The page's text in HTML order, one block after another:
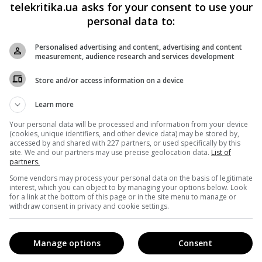
запросов в июне в браузерах в США и выяснили, что
кликами по ссылкам, составило
5,9% на сайты или сервисы Google), клики по
для поисковика за последние годы. Количество
она составляло 43,9%). Количество запросов без
составляет 61,9%. Это большой скачок с января
кликов по выпадающим результатам упало с 44,9% до
с 3,3% до 11,4%.
годы Google сконцентрировался на
позициях перед выдачей основных поисковых
на подобных отдельных позициях указываются
стремятся попасть в эти первые строчки в
telekritika.ua asks for your consent to use your
personal data to:
Personalised advertising and content, advertising and content
measurement, audience research and services development
Store and/or access information on a device
Learn more
Your personal data will be processed and information from your device
(cookies, unique identifiers, and other device data) may be stored by,
accessed by and shared with 227 partners, or used specifically by this
site. We and our partners may use precise geolocation data. List of
partners.
Some vendors may process your personal data on the basis of legitimate
interest, which you can object to by managing your options below. Look
for a link at the bottom of this page or in the site menu to manage or
withdraw consent in privacy and cookie settings.
Consent
Manage options